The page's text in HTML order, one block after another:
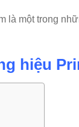
là một trong
hiệu